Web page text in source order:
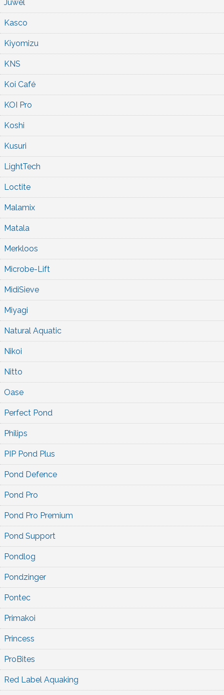
Juwel
Kasco
Kiyomizu
KNS
Koi Café
KOI Pro
Koshi
Kusuri
LightTech
Loctite
Malamix
Matala
Merkloos
Microbe-Lift
MidiSieve
Miyagi
Natural Aquatic
Nikoi
Nitto
Oase
Perfect Pond
Philips
PIP Pond Plus
Pond Defence
Pond Pro
Pond Pro Premium
Pond Support
Pondlog
Pondzinger
Pontec
Primakoi
Princess
ProBites
Red Label Aquaking